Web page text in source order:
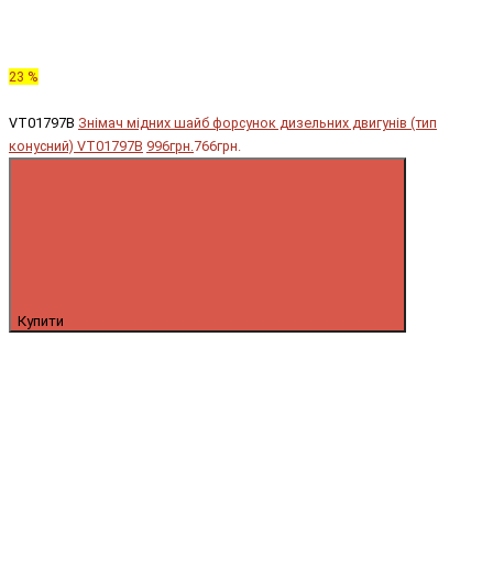
23 %
VT01797B Знімач мідних шайб форсунок дизельних двигунів (тип
конусний) VT01797B 996грн. 766грн.
Купити